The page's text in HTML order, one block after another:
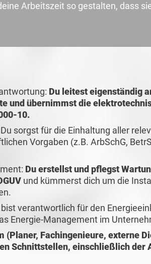
Arbeitszeit so gestalten, dass
Du leitest eigenständig
und übernimmst die
10.
sorgst für die Einhaltung aller
Vorgaben (z.B. ArbSchG,
Du erstellst und pflegst
und kümmerst dich um die
verantwortlich für den
Energie-Management im
(Planer, Fachingenieure, externe
Schnittstellen, einschließlich der